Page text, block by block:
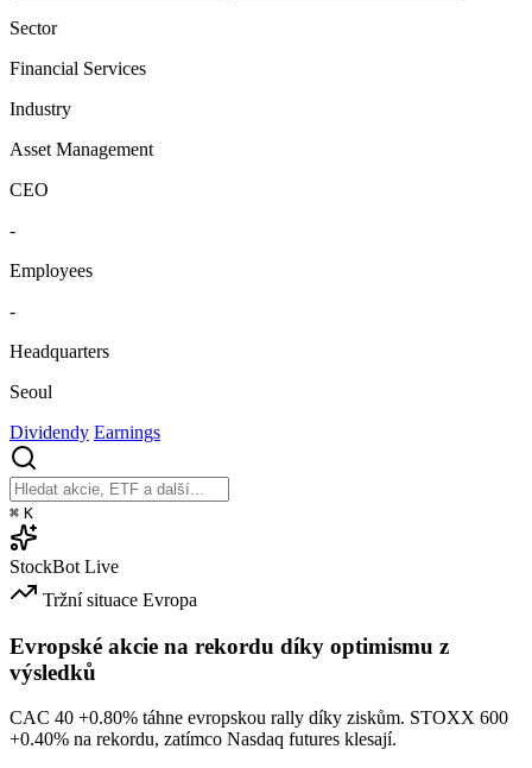
Sector
Financial Services
Industry
Asset Management
CEO
-
Employees
-
Headquarters
Seoul
Dividendy Earnings
⌘ K
StockBot Live
Tržní situace Evropa
Evropské akcie na rekordu díky optimismu z
výsledků
CAC 40 +0.80% táhne evropskou rally díky ziskům. STOXX 600
+0.40% na rekordu, zatímco Nasdaq futures klesají.